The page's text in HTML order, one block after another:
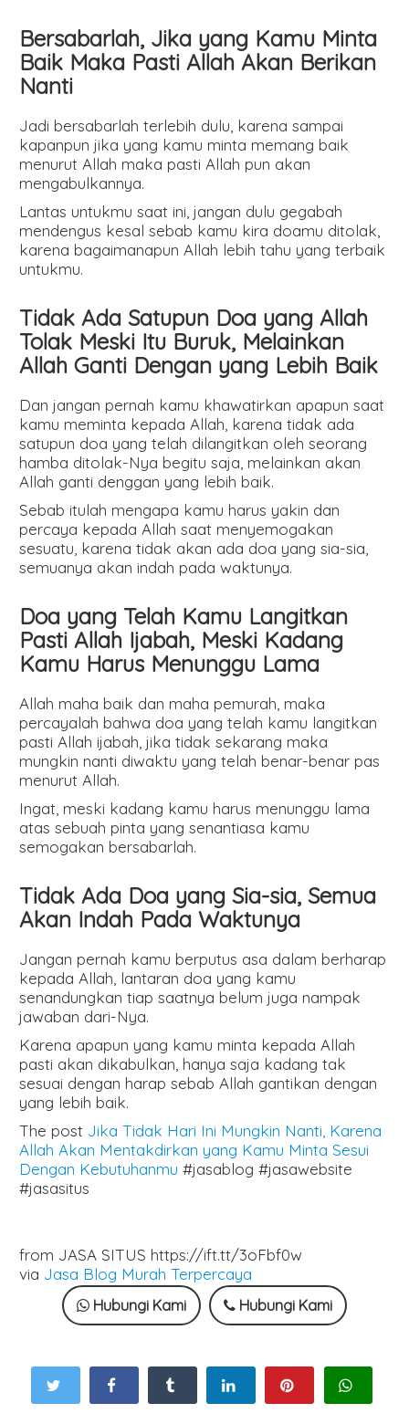
Bersabarlah, Jika yang Kamu Minta
Baik Maka Pasti Allah Akan Berikan
Nanti
Jadi bersabarlah terlebih dulu, karena sampai
kapanpun jika yang kamu minta memang baik
menurut Allah maka pasti Allah pun akan
mengabulkannya.
Lantas untukmu saat ini, jangan dulu gegabah
mendengus kesal sebab kamu kira doamu ditolak,
karena bagaimanapun Allah lebih tahu yang terbaik
untukmu.
Tidak Ada Satupun Doa yang Allah
Tolak Meski Itu Buruk, Melainkan
Allah Ganti Dengan yang Lebih Baik
Dan jangan pernah kamu khawatirkan apapun saat
kamu meminta kepada Allah, karena tidak ada
satupun doa yang telah dilangitkan oleh seorang
hamba ditolak-Nya begitu saja, melainkan akan
Allah ganti denggan yang lebih baik.
Sebab itulah mengapa kamu harus yakin dan
percaya kepada Allah saat menyemogakan
sesuatu, karena tidak akan ada doa yang sia-sia,
semuanya akan indah pada waktunya.
Doa yang Telah Kamu Langitkan
Pasti Allah Ijabah, Meski Kadang
Kamu Harus Menunggu Lama
Allah maha baik dan maha pemurah, maka
percayalah bahwa doa yang telah kamu langitkan
pasti Allah ijabah, jika tidak sekarang maka
mungkin nanti diwaktu yang telah benar-benar pas
menurut Allah.
Ingat, meski kadang kamu harus menunggu lama
atas sebuah pinta yang senantiasa kamu
semogakan bersabarlah.
Tidak Ada Doa yang Sia-sia, Semua
Akan Indah Pada Waktunya
Jangan pernah kamu berputus asa dalam berharap
kepada Allah, lantaran doa yang kamu
senandungkan tiap saatnya belum juga nampak
jawaban dari-Nya.
Karena apapun yang kamu minta kepada Allah
pasti akan dikabulkan, hanya saja kadang tak
sesuai dengan harap sebab Allah gantikan dengan
yang lebih baik.
The post Jika Tidak Hari Ini Mungkin Nanti, Karena
Allah Akan Mentakdirkan yang Kamu Minta Sesui
Dengan Kebutuhanmu #jasablog #jasawebsite
#jasasitus
from JASA SITUS https://ift.tt/3oFbf0w
via Jasa Blog Murah Terpercaya
Hubungi Kami Hubungi Kami